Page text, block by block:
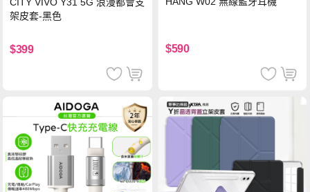
架皮套-黑色
$399 $590